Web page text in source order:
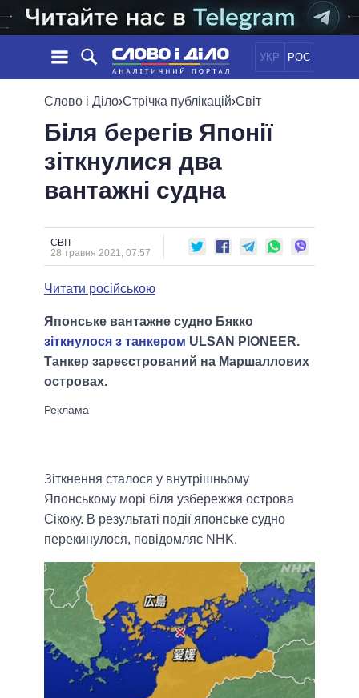
УКР РОС
НОВИНИ
СТРІЧКА
ПОДІЇ
СТАТТІ
ОГЛЯДИ
ДАЙДЖЕСТИ
ПОЛІТИКА
ЕКОНОМІКА
СУСПІЛЬСТВО
СВІТ
ОБIЦЯНКИ
ПОЛIТИКИ
ПРЕЗИДЕНТ І ОФІС
ВЕРХОВНА РАДА
МЕРИ МІСТ
ВСІ ПЕРСОНИ
ІНФОГРАФІКА
ВІДЕО
Слово і Діло›Стрічка публікацій›Світ
Біля берегів Японії
зіткнулися два
вантажні судна
СВІТ
28 травня 2021, 07:57
Читати російською
Японське вантажне судно Бякко
зіткнулося з танкером ULSAN PIONEER.
Танкер зареєстрований на Маршаллових
островах.
Зіткнення сталося у внутрішньому
Японському морі біля узбережжя острова
Сікоку. В результаті події японське судно
перекинулося, повідомляє NHK.